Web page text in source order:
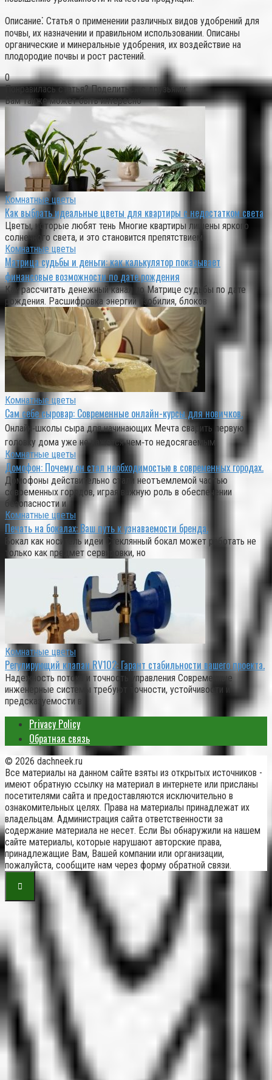
Описание⁚ Статья о применении различных видов удобрений для
почвы‚ их назначении и правильном использовании. Описаны
органические и минеральные удобрения‚ их воздействие на
плодородие почвы и рост растений.
0
Понравилась статья? Поделиться с друзьями:
Вам также может быть интересно
Комнатные цветы
Как выбрать идеальные цветы для квартиры с недостатком света
Цветы, которые любят тень Многие квартиры лишены яркого
солнечного света, и это становится препятствием
Комнатные цветы
Матрица судьбы и деньги: как калькулятор показывает
финансовые возможности по дате рождения
Как рассчитать денежный канал по Матрице судьбы по дате
рождения. Расшифровка энергий изобилия, блоков
Комнатные цветы
Сам себе сыровар: Современные онлайн-курсы для новичков.
Онлайн‑школы сыра для начинающих Мечта сварить первую
головку дома уже не кажется чем‑то недосягаемым,
Комнатные цветы
Домофон: Почему он стал необходимостью в современных городах.
Домофоны действительно стали неотъемлемой частью
современных городов, играя важную роль в обеспечении
безопасности и
Комнатные цветы
Печать на бокалах: Ваш путь к узнаваемости бренда.
Бокал как носитель идеи Стеклянный бокал может работать не
только как предмет сервировки, но
Комнатные цветы
Регулирующий клапан RV102: Гарант стабильности вашего проекта.
Надежность потока и точность управления Современные
инженерные системы требуют точности, устойчивости и
предсказуемости в
Privacy Policy
Обратная связь
© 2026 dachneek.ru
Все материалы на данном сайте взяты из открытых источников -
имеют обратную ссылку на материал в интернете или присланы
посетителями сайта и предоставляются исключительно в
ознакомительных целях. Права на материалы принадлежат их
владельцам. Администрация сайта ответственности за
содержание материала не несет. Если Вы обнаружили на нашем
сайте материалы, которые нарушают авторские права,
принадлежащие Вам, Вашей компании или организации,
пожалуйста, сообщите нам через форму обратной связи.